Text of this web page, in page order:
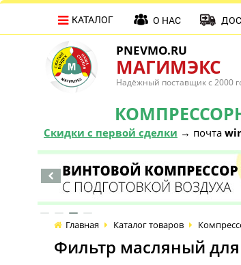
PNEVMO.RU
МАГИМЭКС
Надёжный поставщик с 2000
Скидки с первой сделки → почта
КАТАЛОГ О НАС
Главная Каталог товаров
Фильтр масляный для